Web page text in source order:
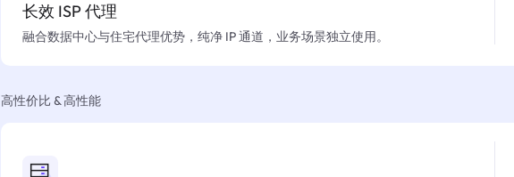
长效 ISP 代理
融合数据中心与住宅代理优势，纯净 IP 通道，业务场景独立使用。
高性价比 & 高性能